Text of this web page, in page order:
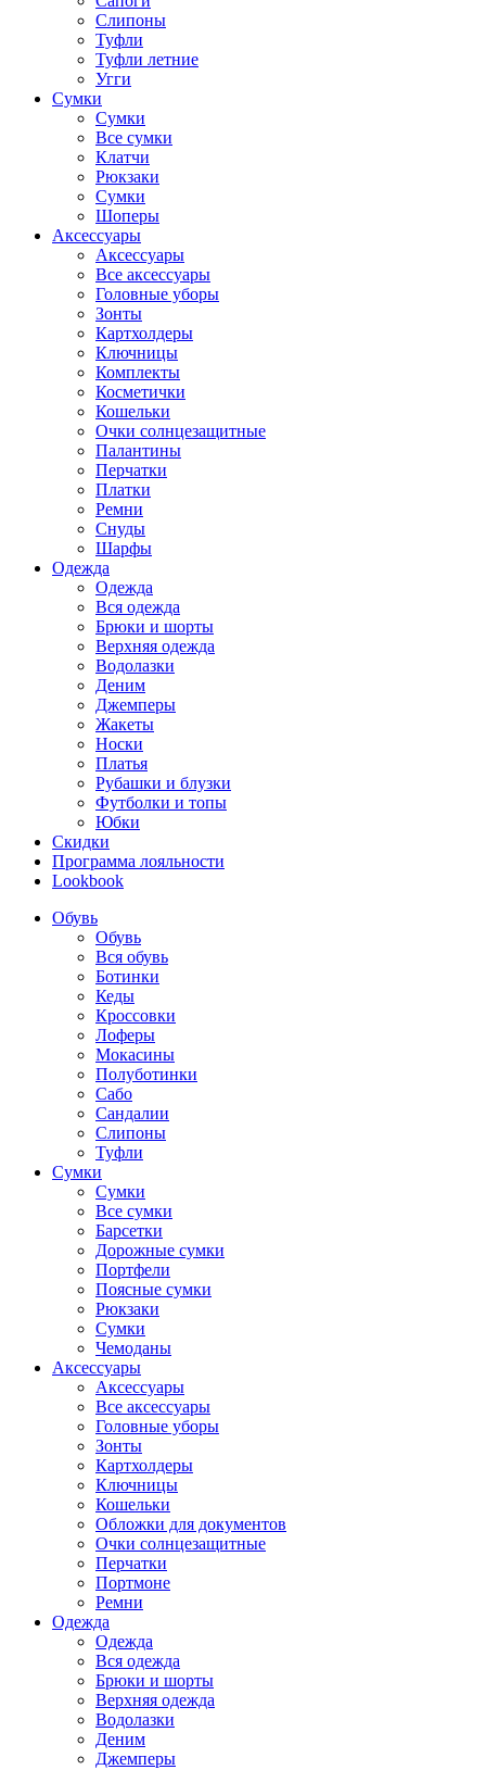
Слипоны
Туфли
Туфли летние
Угги
Сумки
Сумки
Все сумки
Клатчи
Рюкзаки
Сумки
Шоперы
Аксессуары
Аксессуары
Все аксессуары
Головные уборы
Зонты
Картхолдеры
Ключницы
Комплекты
Косметички
Кошельки
Очки солнцезащитные
Палантины
Перчатки
Платки
Ремни
Снуды
Шарфы
Одежда
Одежда
Вся одежда
Брюки и шорты
Верхняя одежда
Водолазки
Деним
Джемперы
Жакеты
Носки
Платья
Рубашки и блузки
Футболки и топы
Юбки
Скидки
Программа лояльности
Lookbook
Обувь
Обувь
Вся обувь
Ботинки
Кеды
Кроссовки
Лоферы
Мокасины
Полуботинки
Сабо
Сандалии
Слипоны
Туфли
Сумки
Сумки
Все сумки
Барсетки
Дорожные сумки
Портфели
Поясные сумки
Рюкзаки
Сумки
Чемоданы
Аксессуары
Аксессуары
Все аксессуары
Головные уборы
Зонты
Картхолдеры
Ключницы
Кошельки
Обложки для документов
Очки солнцезащитные
Перчатки
Портмоне
Ремни
Одежда
Одежда
Вся одежда
Брюки и шорты
Верхняя одежда
Водолазки
Деним
Джемперы